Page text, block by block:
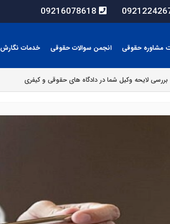
09216078618
مشاوره حقوقی انجمن سوالات حقوقی خدمات نگارش
بررسی لایحه وکیل شما در دادگاه های حقوقی و کیفری